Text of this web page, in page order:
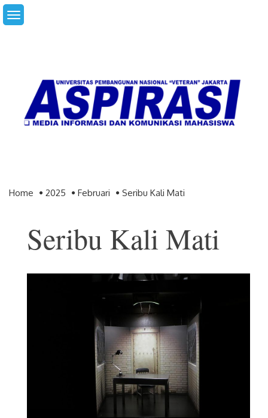
Skip
to
Home 2025 Februari Seribu Kali Mati
Seribu Kali Mati